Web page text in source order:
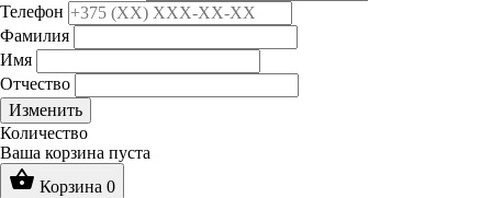
Телефон
Фамилия
Имя
Отчество
Изменить
Количество
Ваша корзина пуста
shopping_basket Корзина 0